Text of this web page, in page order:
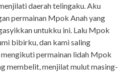
daerah telingaku. Aku
permainan Mpok Anah yang
untukku ini. Lalu Mpok
bibirku, dan kami saling
permainan lidah Mpok
membelit, menjilat mulut masing-